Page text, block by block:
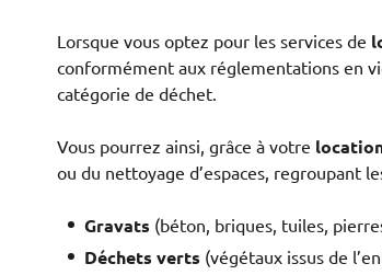
Lorsque vous optez pour les services de
conformément aux réglementations en
catégorie de déchet.
Vous pourrez ainsi, grâce à votre
ou du nettoyage d’espaces, regroupant
Gravats (béton, briques, tuiles,
Déchets verts (végétaux issus de